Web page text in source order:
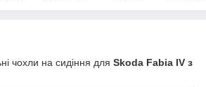
чохли на сидіння для Skoda Fabia IV з